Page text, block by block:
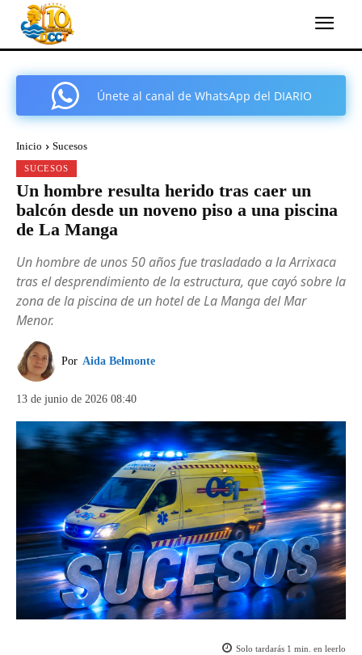
Únete al canal de WhatsApp del DIARIO
Inicio Sucesos
SUCESOS
Un hombre resulta herido tras caer un
balcón desde un noveno piso a una piscina
de La Manga
Un hombre de unos 50 años fue trasladado a la Arrixaca
tras el desprendimiento de la estructura, que cayó sobre la
zona de la piscina de un hotel de La Manga del Mar
Menor.
Por Aida Belmonte
13 de junio de 2026 08:40
Solo tardarás 1 min. en leerlo